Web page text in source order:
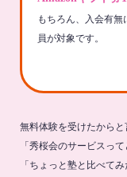
もちろん、入会有
員が対象です。
無料体験を受けたから
「秀桜会のサービスっ
「ちょっと塾と比べてみ